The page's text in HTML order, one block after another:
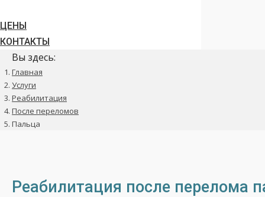
ЦЕНЫ
КОНТАКТЫ
Вы здесь:
Главная
Услуги
Реабилитация
После переломов
Пальца
Реабилитация после перелома